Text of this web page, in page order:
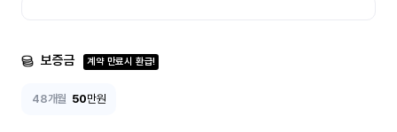
보증금 계약 만료시 환급!
48개월 50만원